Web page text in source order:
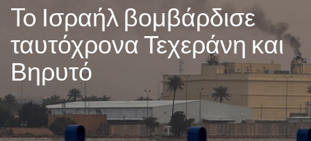
To Ισραήλ βομβάρδισε
ταυτόχρονα Τεχεράνη και
Βηρυτό